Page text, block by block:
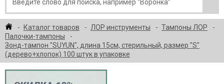
Каталог товаров ЛОР инструменты
Тампоны ЛОР
Палочки-тампоны
Зонд-тампон "SUYUN", длина 15см, стерильный, размер "S"
(дерево+хлопок) 100 штук в упаковке